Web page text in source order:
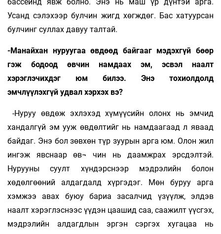
Усанд сэлэхээр булчин жигд хөгждөг. Бас хатуурсан
булчинг суллах давуу талтай.
-Манайхан нуруугаа өвдөөд байгааг мэдэхгүй бөөр
гэж бодоод өвчин намдаах эм, эсвэл наалт
хэрэглэчихдэг юм билээ. Энэ тохиолдолд
эмчлүүлэхгүй удвал хэрхэх вэ?
-Нуруу өвдөж эхлэхэд хүмүүсийн олонх нь эмчид
хандалгүй эм ууж өвдөлтийг нь намдаагаад л яваад
байдаг. Энэ бол зөвхөн түр зуурын арга юм. Олон жил
ингэж явснаар өв¬ чин нь даамжрах эрсдэлтэй.
Нурууны суулт хүндэрснээр мэдрэлийн болон
хөдөлгөөний алдагдалд хүргэдэг. Мөн буруу арга
хэмжээ авах буюу бариа засалчид үзүүлж, элдэв
наалт хэрэглэснээс үүдэн цаашид саа, саажилт үүсгэх,
мэдрэлийн алдагдлын эргэн сэргэх хугацаа нь